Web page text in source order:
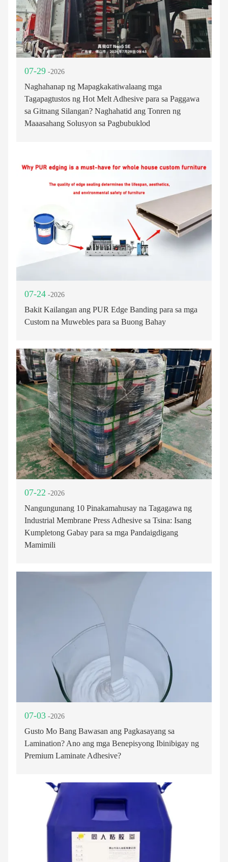
07-29 -2026
Naghahanap ng Mapagkakatiwalaang mga
Tagapagtustos ng Hot Melt Adhesive para sa Paggawa
sa Gitnang Silangan? Naghahatid ang Tonren ng
Maaasahang Solusyon sa Pagbubuklod
07-24 -2026
Bakit Kailangan ang PUR Edge Banding para sa mga
Custom na Muwebles para sa Buong Bahay
07-22 -2026
Nangungunang 10 Pinakamahusay na Tagagawa ng
Industrial Membrane Press Adhesive sa Tsina: Isang
Kumpletong Gabay para sa mga Pandaigdigang
Mamimili
07-03 -2026
Gusto Mo Bang Bawasan ang Pagkasayang sa
Lamination? Ano ang mga Benepisyong Ibinibigay ng
Premium Laminate Adhesive?